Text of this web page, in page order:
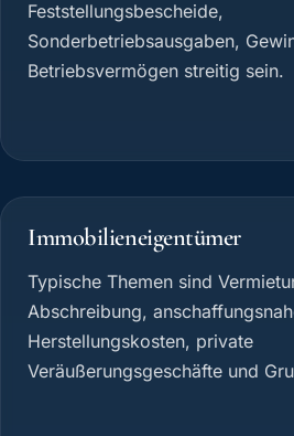
Feststellungsbescheide,
Sonderbetriebsausgaben,
Betriebsvermögen streitig sein.
Immobilieneigentümer
Typische Themen sind
Abschreibung,
Herstellungskosten, private
Veräußerungsgeschäfte und